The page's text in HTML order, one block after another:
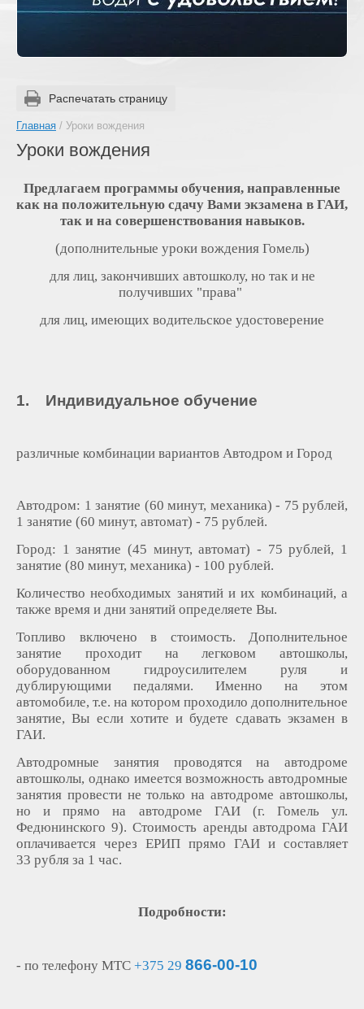
Распечатать страницу
Главная / Уроки вождения
Уроки вождения
Предлагаем программы обучения, направленные
как на положительную сдачу Вами экзамена в ГАИ,
так и на совершенствования навыков.
(дополнительные уроки вождения Гомель)
для лиц, закончивших автошколу, но так и не
получивших "права"
для лиц, имеющих водительское удостоверение
1. Индивидуальное обучение
различные комбинации вариантов Автодром и Город
Автодром: 1 занятие (60 минут, механика) - 75 рублей,
1 занятие (60 минут, автомат) - 75 рублей.
Город: 1 занятие (45 минут, автомат) - 75 рублей, 1
занятие (80 минут, механика) - 100 рублей.
Количество необходимых занятий и их комбинаций, а
также время и дни занятий определяете Вы.
Топливо включено в стоимость. Дополнительное
занятие проходит на легковом автошколы,
оборудованном гидроусилителем руля и
дублирующими педалями. Именно на этом
автомобиле, т.е. на котором проходило дополнительное
занятие, Вы если хотите и будете сдавать экзамен в
ГАИ.
Автодромные занятия проводятся на автодроме
автошколы, однако имеется возможность автодромные
занятия провести не только на автодроме автошколы,
но и прямо на автодроме ГАИ (г. Гомель ул.
Федюнинского 9). Стоимость аренды автодрома ГАИ
оплачивается через ЕРИП прямо ГАИ и составляет
33 рубля за 1 час.
Подробности:
- по телефону МТС +375 29 866-00-10